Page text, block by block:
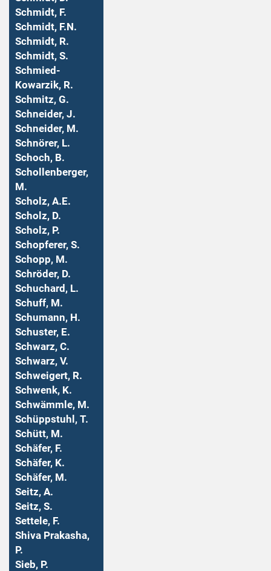
Schmidt, F.
Schmidt, F.N.
Schmidt, R.
Schmidt, S.
Schmied-
Kowarzik, R.
Schmitz, G.
Schneider, J.
Schneider, M.
Schnörer, L.
Schoch, B.
Schollenberger,
M.
Scholz, A.E.
Scholz, D.
Scholz, P.
Schopferer, S.
Schopp, M.
Schröder, D.
Schuchard, L.
Schuff, M.
Schumann, H.
Schuster, E.
Schwarz, C.
Schwarz, V.
Schweigert, R.
Schwenk, K.
Schwämmle, M.
Schüppstuhl, T.
Schütt, M.
Schäfer, F.
Schäfer, K.
Schäfer, M.
Seitz, A.
Seitz, S.
Settele, F.
Shiva Prakasha,
P.
Sieb, P.